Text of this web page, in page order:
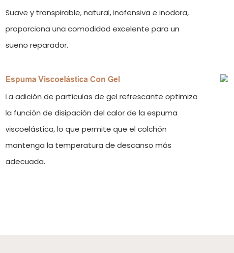
Suave y transpirable, natural, inofensiva e inodora,
proporciona una comodidad excelente para un
sueño reparador.
Espuma Viscoelástica Con Gel
La adición de partículas de gel refrescante optimiza
la función de disipación del calor de la espuma
viscoelástica, lo que permite que el colchón
mantenga la temperatura de descanso más
adecuada.